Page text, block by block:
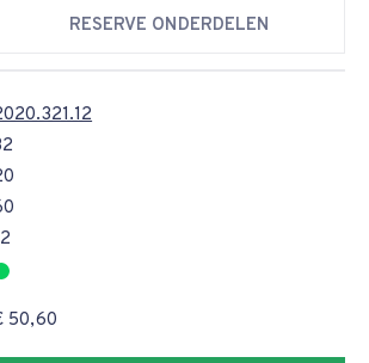
RESERVE ONDERDELEN
50,60